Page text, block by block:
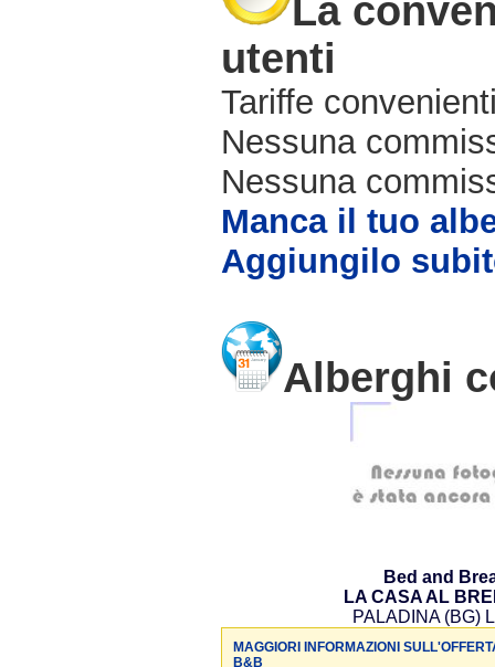
La
utenti
Tariffe
Nessuna
Nessuna
Manca il tuo
Aggiungilo
Alberghi
Bed and
LA CASA AL
PALADINA (BG)
MAGGIORI INFORMAZIONI
B&B